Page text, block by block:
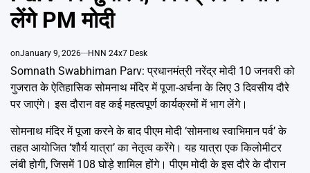
लेंगे PM मोदी
onJanuary 9, 2026 HNN 24x7 Desk
Somnath Swabhiman Parv: प्रधानमंत्री नरेंद्र मोदी 10 जनवरी को
गुजरात के ऐतिहासिक सोमनाथ मंदिर में पूजा-अर्चना के लिए 3 दिवसीय दौरे
पर जाएंगे। इस दौरान वह कई महत्वपूर्ण कार्यक्रमों में भाग लेंगे।
सोमनाथ मंदिर में पूजा करने के बाद पीएम मोदी ‘सोमनाथ स्वाभिमान पर्व’ के
तहत आयोजित ‘शौर्य यात्रा’ का नेतृत्व करेंगे। यह यात्रा एक किलोमीटर
लंबी होगी, जिसमें 108 घोड़े शामिल होंगे। पीएम मोदी के इस दौरे के दौरान